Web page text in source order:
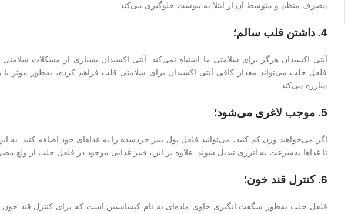
مصرف منظم و متوسط آن از ابتلا به یبوست جلوگیری می‌کند.
4. داشتن قلب سالم؛
آنتی اکسیدان هرگز برای سلامتی ما اشتباه نمی‌کند. آنتی اکسیدان بسیاری از مشکلات
فلفل حلب می‌تواند مقدار کافی آنتی اکسیدان برای سلامتی قلب فراهم کرده، به‌طور موثر با
مبارزه می‌کند.
5. موجب لاغری می‌شود؛
اگر می‌خواهید وزن کم کنید، می‌توانید فلفل پول بیبر خردشده را به غذاهای خود اضافه کنید. به
تا غذاها به‌سرعت به انرژی تبدیل شوند. علاوه بر این، فیبر غذایی موجود در فلفل حلب از ولع
6. کنترل قند خون؛
فلفل حلب به‌طور شگفت انگیزی حاوی ماده‌ای به نام کپسایسین است که برای کنترل قند